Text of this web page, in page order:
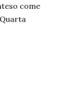
come